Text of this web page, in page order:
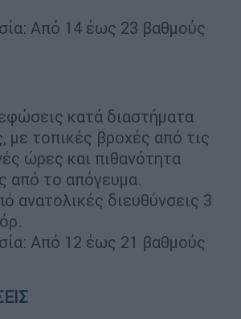
Από 14 έως 23 βαθμούς
κατά διαστήματα
με τοπικές βροχές από τις
ώρες και πιθανότητα
από το απόγευμα.
ανατολικές διευθύνσεις 3
Από 12 έως 21 βαθμούς